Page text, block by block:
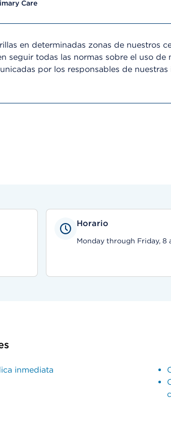
Care
en determinadas zonas de nuestros
seguir todas las normas sobre el uso de
por los responsables de nuestras
Horario
Monday through Friday, 8
inmediata